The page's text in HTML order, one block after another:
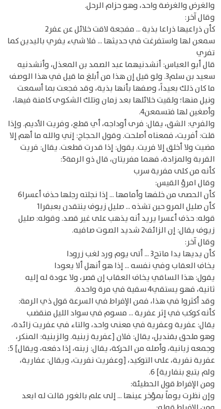
والغرض والغرضة واحد، وهو حزام الرحل.
وقال آخر:
كأن ذراعيها ذراعا بذية ... مفجعة لاقت خلائل عن عفر2
سمعن لها واستفرغت في حديثها ... فلا شيء يفري باليدين كما
تفري
قال أبو العباس: أنشدنيهما عبد الصمد بن المعذل، وأنشدنيه
سعيد بن سلم3. ولو قيل إن هذا من أبلغ ما قيل في هذا الوصف
ما كان ذلك بعيداً، وصفها بأنها بذية، وقد فجعت بما أسمعت
ونيل منها؛ ولقيت خلائلها بعد زمان وتلك الشكوى كامنة فيها،
وأصغين لها فتسمعن4.
والفري: الشق، يقال: فرى أوداجه، أي قطع، وفريت الأديم. وإذا
قلت: أفريت، فمعناه أصلحت. وقول الحجاج: إني والله ما أهم إلا
مضيت ولا أخلق إلا فريت. يقول: إذا قدرت قطعت. يقال: فريت
القربة والمزادة، فهما مفريتان، قال ذو الرمة5:
كأنه من كلى مفرية سرب
وقال امرؤ القيس:
كأن الحصى من خلفها وأمامها ... إذا نجلته رجلها حذف أعسرا6
كأن صليل المرو حين تشذه ... صليل زيوف ينتقدن بعبقرا1
قوله: حذف أعسرا يريد أنه يذهب على غير قصد. وقوله: صليل
زيوف يقال: إن الزائف2 شديد الصوت صافيه.
وقال آخر:
كأن يديها يدا ماتح3 ... أتى يوم ورد لغب زرودا
يخاف العقاب وفي نفسه ... إذا هو أنهل ألا يعودا
يقول: هذا الساقي يخاف العقاب إن قصر، ولا عودة له إليه
ثانية، فهو يستقي4 سقية في مرة واحدة.
وقد أكثروا في هذا، فمن الإفراط في السرعة قول ذي الرمة:
كأنه كوكب في إثر عفرية ... مسوم في سواد الليل منقضب
يقال: عفرية وعفرية في معنى واحد، والتاء في عفريت زائدة،
وهو ملحق بقنديل، يقال: فلان [عفرية زبنية. والزبنية: المنكر،
وجمعه زبانية، وأصله من الحركة، يقال: زبنه، إذا دفعه، ويقال] 5:
عفرية نفرية، على التوكيد، [وعفريت نفريت، ويقال: عفارية،
ولم يتبع بنفارية] 6.
ومن الإفراط قول الحطيئة:
وإن نظرت يوماً بمؤخر عينها ... إلى علم بالغور قالت له ابعد